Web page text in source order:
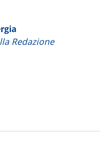
Redazione